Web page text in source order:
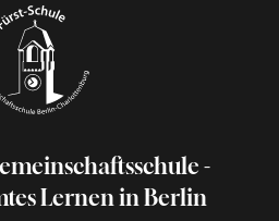
-
Lernen in Berlin